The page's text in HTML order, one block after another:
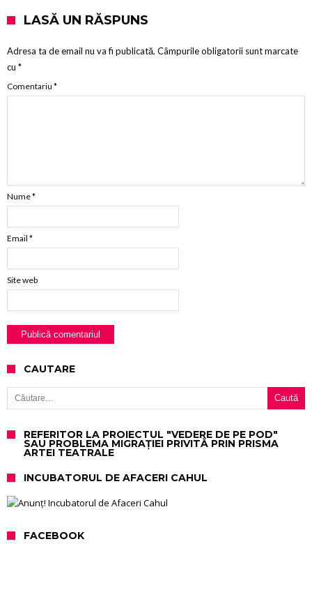
LASĂ UN RĂSPUNS
Adresa ta de email nu va fi publicată. Câmpurile obligatorii sunt marcate
cu *
Comentariu *
Nume*
Email *
Site web
CAUTARE
Caută după:
REFERITOR LA PROIECTUL "VEDERE DE PE POD"
SAU PROBLEMA MIGRAȚIEI PRIVITĂ PRIN PRISMA
ARTEI TEATRALE
INCUBATORUL DE AFACERI CAHUL
FACEBOOK